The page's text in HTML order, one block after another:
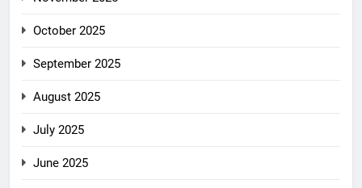
October 2025
September 2025
August 2025
July 2025
June 2025